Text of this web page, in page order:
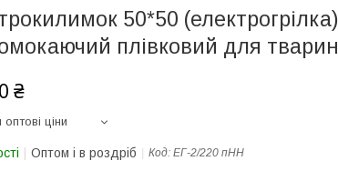
50*50 (електрогрілка)
плівковий для тварин
₴
ціни
Оптом і в роздріб Код: ЕГ-2/220 пНН